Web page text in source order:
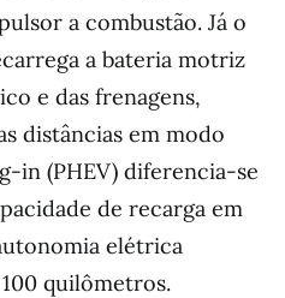
a combustão. Já o
a bateria motriz
e das frenagens,
distâncias em modo
in (PHEV) diferencia-se
de recarga em
elétrica
quilômetros.